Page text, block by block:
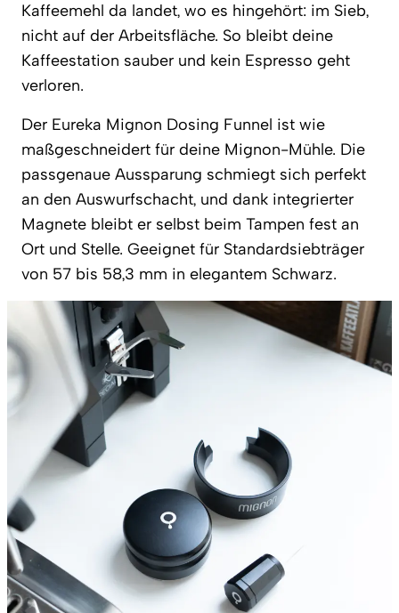
Kaffeemehl da landet, wo es hingehört: im Sieb,
nicht auf der Arbeitsfläche. So bleibt deine
Kaffeestation sauber und kein Espresso geht
verloren.
Der Eureka Mignon Dosing Funnel ist wie
maßgeschneidert für deine Mignon-Mühle. Die
passgenaue Aussparung schmiegt sich perfekt
an den Auswurfschacht, und dank integrierter
Magnete bleibt er selbst beim Tampen fest an
Ort und Stelle. Geeignet für Standardsiebträger
von 57 bis 58,3 mm in elegantem Schwarz.